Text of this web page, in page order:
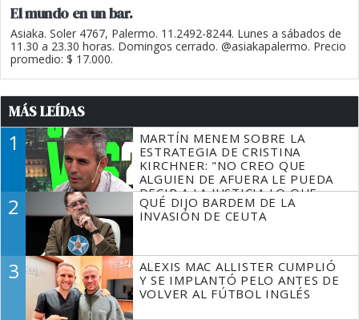
El mundo en un bar.
Asiaka. Soler 4767, Palermo. 11.2492-8244. Lunes a sábados de
11.30 a 23.30 horas. Domingos cerrado. @asiakapalermo. Precio
promedio: $ 17.000.
MÁS LEÍDAS
1
MARTÍN MENEM SOBRE LA
ESTRATEGIA DE CRISTINA
KIRCHNER: "NO CREO QUE
ALGUIEN DE AFUERA LE PUEDA
DECIR A LA JUSTICIA LO QUE
TIENE QUE HACER"
2
QUÉ DIJO BARDEM DE LA
INVASIÓN DE CEUTA
3
ALEXIS MAC ALLISTER CUMPLIÓ
Y SE IMPLANTÓ PELO ANTES DE
VOLVER AL FÚTBOL INGLÉS